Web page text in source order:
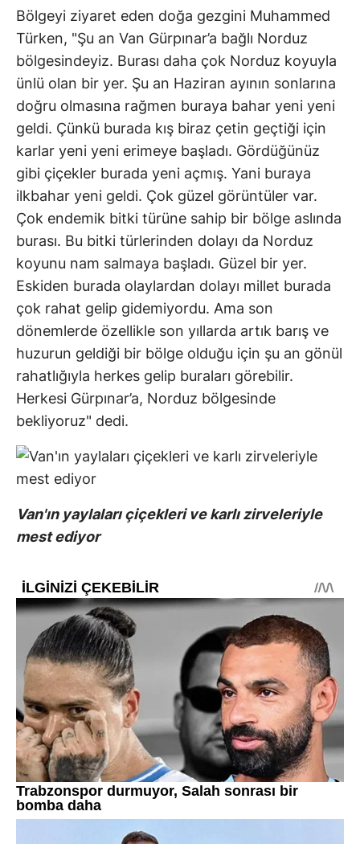
Bölgeyi ziyaret eden doğa gezgini Muhammed
Türken, "Şu an Van Gürpınar’a bağlı Norduz
bölgesindeyiz. Burası daha çok Norduz koyuyla
ünlü olan bir yer. Şu an Haziran ayının sonlarına
doğru olmasına rağmen buraya bahar yeni yeni
geldi. Çünkü burada kış biraz çetin geçtiği için
karlar yeni yeni erimeye başladı. Gördüğünüz
gibi çiçekler burada yeni açmış. Yani buraya
ilkbahar yeni geldi. Çok güzel görüntüler var.
Çok endemik bitki türüne sahip bir bölge aslında
burası. Bu bitki türlerinden dolayı da Norduz
koyunu nam salmaya başladı. Güzel bir yer.
Eskiden burada olaylardan dolayı millet burada
çok rahat gelip gidemiyordu. Ama son
dönemlerde özellikle son yıllarda artık barış ve
huzurun geldiği bir bölge olduğu için şu an gönül
rahatlığıyla herkes gelip buraları görebilir.
Herkesi Gürpınar’a, Norduz bölgesinde
bekliyoruz" dedi.
Van'ın yaylaları çiçekleri ve karlı zirveleriyle
mest ediyor